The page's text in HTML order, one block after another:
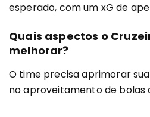
esperado, com um xG de
Quais aspectos o
melhorar?
O time precisa aprimorar
no aproveitamento de bolas